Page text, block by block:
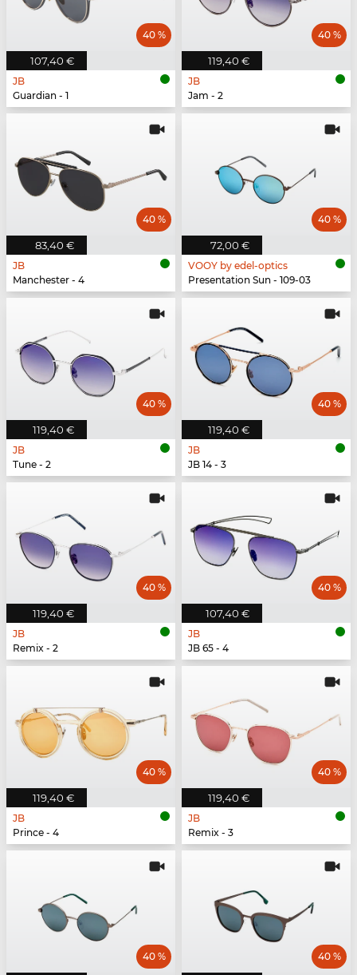
107,40 €
40 %
JB
Guardian - 1
119,40 €
40 %
JB
Jam - 2
83,40 €
40 %
JB
Manchester - 4
72,00 €
40 %
VOOY by edel-optics
Presentation Sun - 109-03
119,40 €
40 %
JB
Tune - 2
119,40 €
40 %
JB
JB 14 - 3
119,40 €
40 %
JB
Remix - 2
107,40 €
40 %
JB
JB 65 - 4
119,40 €
40 %
JB
Prince - 4
119,40 €
40 %
JB
Remix - 3
40 % 40 %